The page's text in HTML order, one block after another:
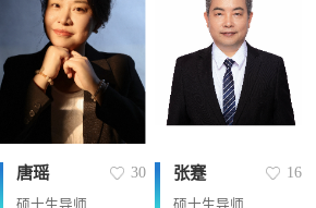
唐瑶 30
硕士生导师
张蹇 16
硕士生导师